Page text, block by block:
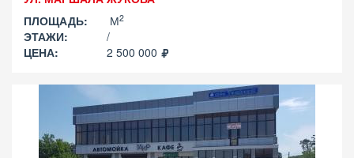
ПЛОЩАДЬ:
М2
ЭТАЖИ:
/
ЦЕНА:
2 500 000